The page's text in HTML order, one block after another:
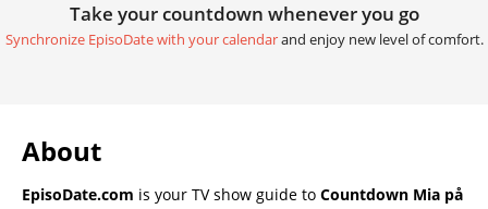
Take your countdown whenever you go
Synchronize EpisoDate with your calendarand enjoy new level of comfort.
About
EpisoDate.com is your TV show guide to Countdown Mia på